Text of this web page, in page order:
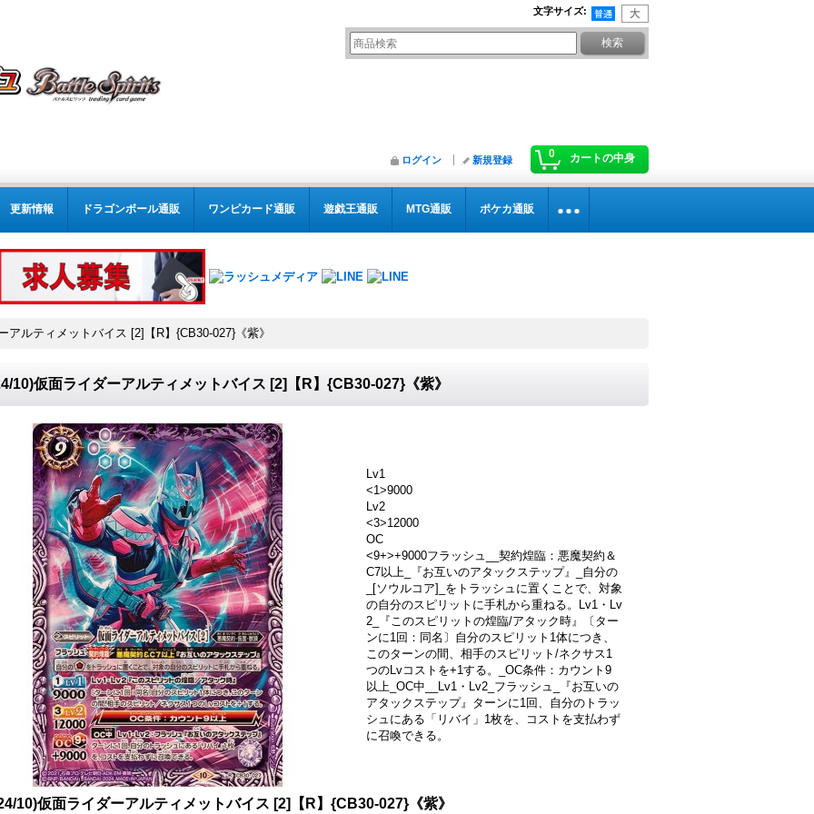
文字サイズ:
0 カートの中身
ログイン 新規登録
更新情報 ドラゴンボール通販 ワンピカード通販 遊戯王通販 MTG通販 ポケカ通販
アルティメットバイス [2]【R】{CB30-027}《紫》
10)仮面ライダーアルティメットバイス [2]【R】{CB30-027}《紫》
Lv1
<1>9000
Lv2
<3>12000
OC
<9+>+9000フラッシュ__契約煌臨：悪魔契約＆
C7以上_『お互いのアタックステップ』_自分の
_[ソウルコア]_をトラッシュに置くことで、対象
の自分のスピリットに手札から重ねる。Lv1・Lv
2_『このスピリットの煌臨/アタック時』〔ター
ンに1回：同名〕自分のスピリット1体につき、
このターンの間、相手のスピリット/ネクサス1
つのLvコストを+1する。_OC条件：カウント9
以上_OC中__Lv1・Lv2_フラッシュ_『お互いの
アタックステップ』ターンに1回、自分のトラッ
シュにある「リバイ」1枚を、コストを支払わず
に召喚できる。
10)仮面ライダーアルティメットバイス [2]【R】{CB30-027}《紫》